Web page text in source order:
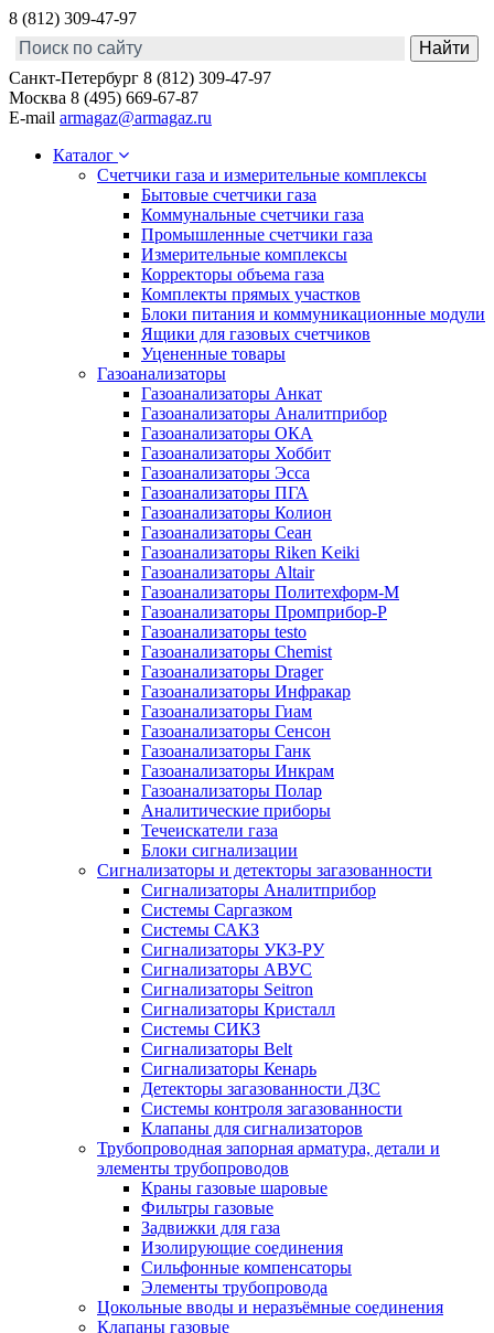
8 (812) 309-47-97
Санкт-Петербург 8 (812) 309-47-97
Москва 8 (495) 669-67-87
E-mail armagaz@armagaz.ru
Каталог
Счетчики газа и измерительные комплексы
Бытовые счетчики газа
Коммунальные счетчики газа
Промышленные счетчики газа
Измерительные комплексы
Корректоры объема газа
Комплекты прямых участков
Блоки питания и коммуникационные модули
Ящики для газовых счетчиков
Уцененные товары
Газоанализаторы
Газоанализаторы Анкат
Газоанализаторы Аналитприбор
Газоанализаторы ОКА
Газоанализаторы Хоббит
Газоанализаторы Эсса
Газоанализаторы ПГА
Газоанализаторы Колион
Газоанализаторы Сеан
Газоанализаторы Riken Keiki
Газоанализаторы Altair
Газоанализаторы Политехформ-М
Газоанализаторы Промприбор-Р
Газоанализаторы testo
Газоанализаторы Chemist
Газоанализаторы Drager
Газоанализаторы Инфракар
Газоанализаторы Гиам
Газоанализаторы Сенсон
Газоанализаторы Ганк
Газоанализаторы Инкрам
Газоанализаторы Полар
Аналитические приборы
Течеискатели газа
Блоки сигнализации
Сигнализаторы и детекторы загазованности
Сигнализаторы Аналитприбор
Системы Саргазком
Системы САКЗ
Сигнализаторы УКЗ-РУ
Сигнализаторы АВУС
Сигнализаторы Seitron
Сигнализаторы Кристалл
Системы СИКЗ
Сигнализаторы Belt
Сигнализаторы Кенарь
Детекторы загазованности ДЗС
Системы контроля загазованности
Клапаны для сигнализаторов
Трубопроводная запорная арматура, детали и
элементы трубопроводов
Краны газовые шаровые
Фильтры газовые
Задвижки для газа
Изолирующие соединения
Сильфонные компенсаторы
Элементы трубопровода
Цокольные вводы и неразъёмные соединения
Клапаны газовые